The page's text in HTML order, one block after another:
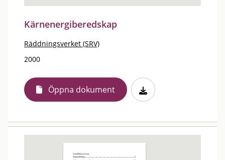
Kärnenergiberedskap
Räddningsverket (SRV)
2000
Öppna dokument